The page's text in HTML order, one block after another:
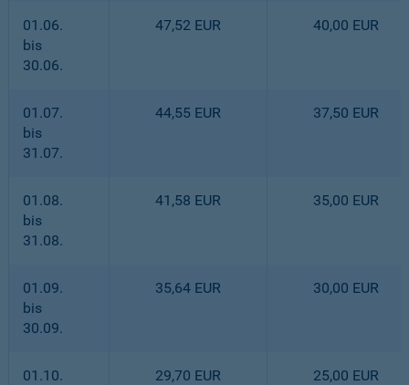
01.06.
bis
30.06.
47,52 EUR 40,00 EUR
01.07.
bis
31.07.
44,55 EUR 37,50 EUR
01.08.
bis
31.08.
41,58 EUR 35,00 EUR
01.09.
bis
30.09.
35,64 EUR 30,00 EUR
01.10. 29,70 EUR 25,00 EUR